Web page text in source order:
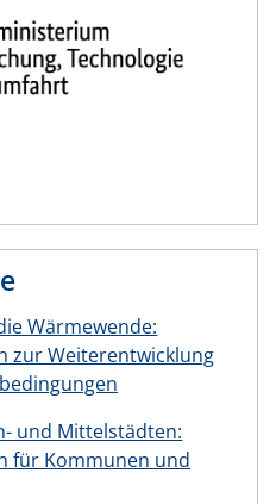
Wärmewende:
zur Weiterentwicklung
und Mittelstädten:
für Kommunen und